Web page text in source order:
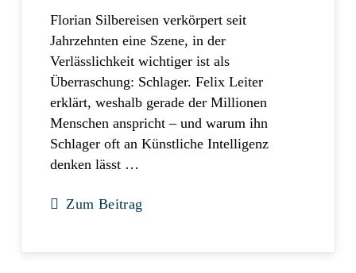
Florian Silbereisen verkörpert seit
Jahrzehnten eine Szene, in der
Verlässlichkeit wichtiger ist als
Überraschung: Schlager. Felix Leiter
erklärt, weshalb gerade der Millionen
Menschen anspricht – und warum ihn
Schlager oft an Künstliche Intelligenz
denken lässt …
Zum Beitrag